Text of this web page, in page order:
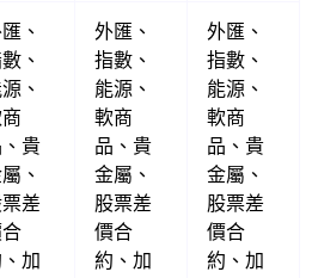
、
、
、
貴
、
差
加
外匯、
指數、
能源、
軟商
品、貴
金屬、
股票差
價合
約、加
外匯、
指數、
能源、
軟商
品、貴
金屬、
股票差
價合
約、加